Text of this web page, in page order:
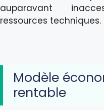
auparavant
ressources techniques.
Modèle
rentable